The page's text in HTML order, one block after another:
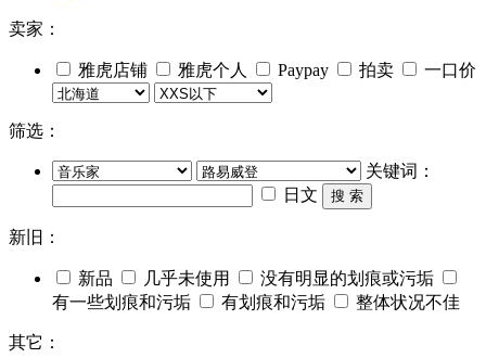
卖家：
雅虎店铺 雅虎个人 Paypay 拍卖 一口价
筛选：
关键词：
日文
搜 索
新旧：
新品 几乎未使用
没有明显的划痕或污垢
有一些划痕和污垢
有划痕和污垢 整体状况不佳
其它：